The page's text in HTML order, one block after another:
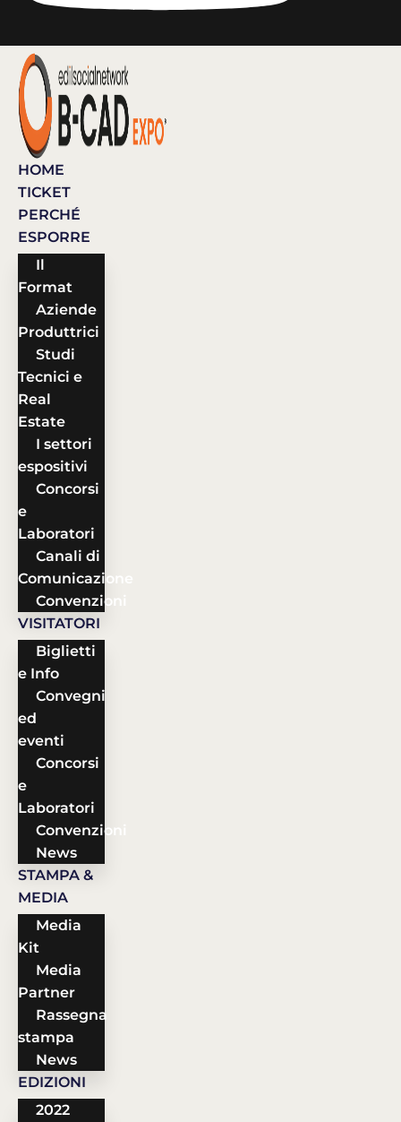
HOME
TICKET
PERCHÉ
ESPORRE
Il
Format
Aziende
Produttrici
Studi
Tecnici e
Real
Estate
I settori
espositivi
Concorsi
e
Laboratori
Canali di
Comunicazione
Convenzioni
VISITATORI
Biglietti
e Info
Convegni
ed
eventi
Concorsi
e
Laboratori
Convenzioni
News
STAMPA &
MEDIA
Media
Kit
Media
Partner
Rassegna
stampa
News
EDIZIONI
2022